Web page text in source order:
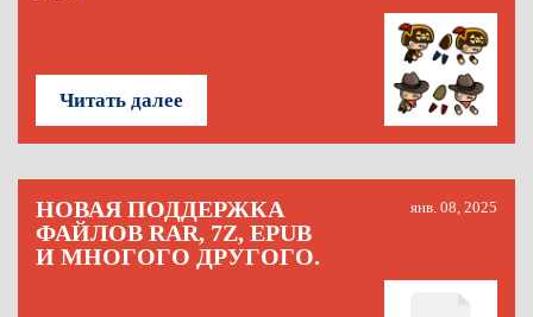
Читать далее
НОВАЯ ПОДДЕРЖКА
ФАЙЛОВ RAR, 7Z, EPUB
И МНОГОГО ДРУГОГО.
янв. 08, 2025